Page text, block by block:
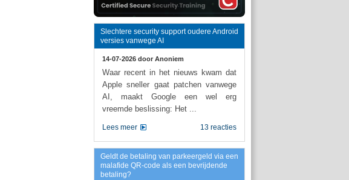
Slechtere security support oudere Android
versies vanwege AI
14-07-2026 door Anoniem
Waar recent in het nieuws kwam dat
Apple sneller gaat patchen vanwege
AI, maakt Google een wel erg
vreemde beslissing: Het ...
13 reacties
Lees meer
Geldt de betaling van parkeergeld via een
malafide QR-code als een bevrijdende
betaling?